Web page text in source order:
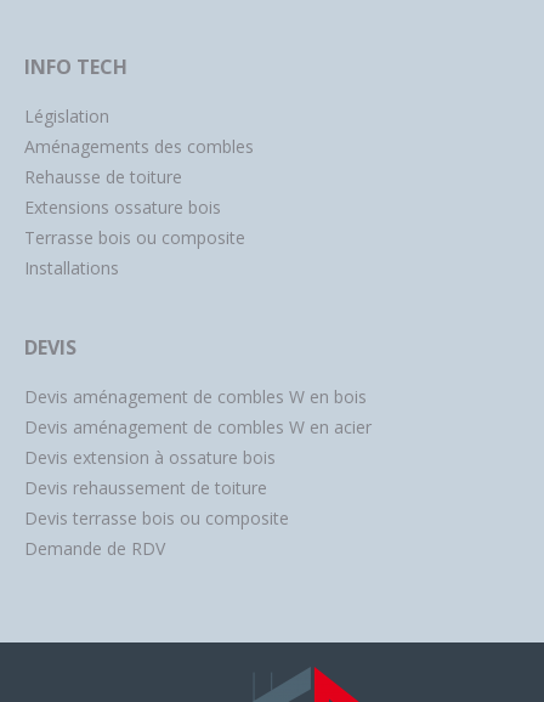
INFO TECH
Législation
Aménagements des combles
Rehausse de toiture
Extensions ossature bois
Terrasse bois ou composite
Installations
DEVIS
Devis aménagement de combles W en bois
Devis aménagement de combles W en acier
Devis extension à ossature bois
Devis rehaussement de toiture
Devis terrasse bois ou composite
Demande de RDV